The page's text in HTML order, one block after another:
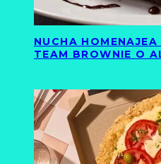
NUCHA
TEAM BROWNIE O